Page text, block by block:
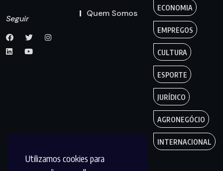
Utilizamos cookies para
Seguir
Quem Somos
ECONOMIA
EMPREGOS
CULTURA
ESPORTE
JURÍDICO
AGRONEGÓCIO
INTERNACIONAL